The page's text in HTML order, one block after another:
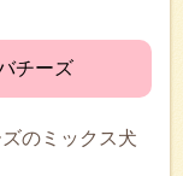
チーズ
のミックス犬